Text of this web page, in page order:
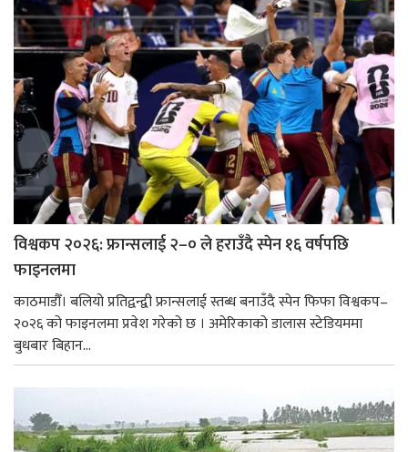
विश्वकप २०२६: फ्रान्सलाई २–० ले हराउँदै स्पेन १६ वर्षपछि
फाइनलमा
काठमाडौँ। बलियो प्रतिद्वन्द्वी फ्रान्सलाई स्तब्ध बनाउँदै स्पेन फिफा विश्वकप–
२०२६ को फाइनलमा प्रवेश गरेको छ । अमेरिकाको डालास स्टेडियममा
बुधबार बिहान...